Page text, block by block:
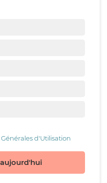
d'Utilisation